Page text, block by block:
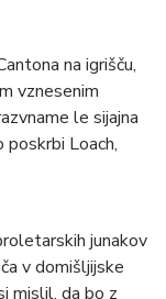
na igrišču,
vznesenim
le sijajna
Loach,
junakov
v domišljijske
mislil, da bo z